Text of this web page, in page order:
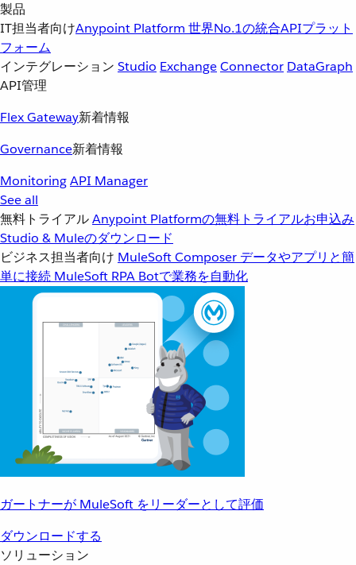
製品
IT担当者向けAnypoint Platform 世界No.1の統合APIプラット
フォーム
インテグレーション Studio ExchangeConnector DataGraph
API管理
Flex Gateway新着情報
Governance新着情報
MonitoringAPI Manager
See all
無料トライアルAnypoint Platformの無料トライアルお申込み
Studio & Muleのダウンロード
ビジネス担当者向け MuleSoft Composer データやアプリと簡
単に接続 MuleSoft RPA Botで業務を自動化
ガートナーが MuleSoft をリーダーとして評価
ダウンロードする
ソリューション